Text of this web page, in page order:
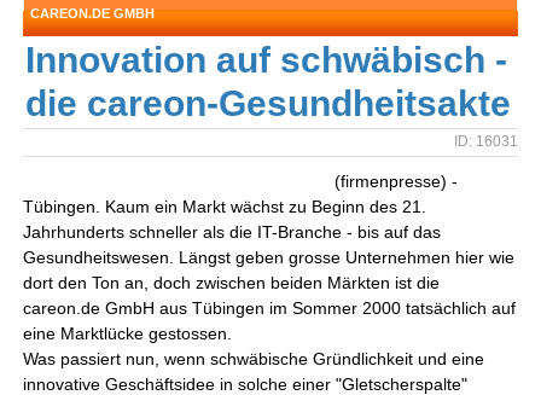
CAREON.DE GMBH
Innovation auf schwäbisch -
die careon-Gesundheitsakte
ID: 16031
(firmenpresse) -
Tübingen. Kaum ein Markt wächst zu Beginn des 21.
Jahrhunderts schneller als die IT-Branche - bis auf das
Gesundheitswesen. Längst geben grosse Unternehmen hier wie
dort den Ton an, doch zwischen beiden Märkten ist die
careon.de GmbH aus Tübingen im Sommer 2000 tatsächlich auf
eine Marktlücke gestossen.
Was passiert nun, wenn schwäbische Gründlichkeit und eine
innovative Geschäftsidee in solche einer "Gletscherspalte"